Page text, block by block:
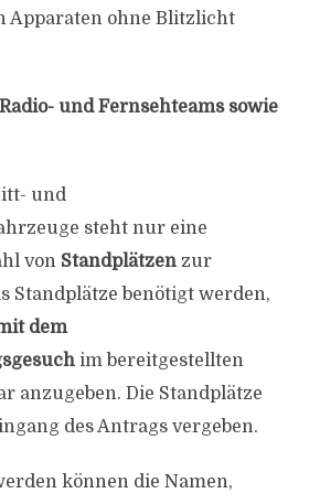
Apparaten ohne Blitzlicht
und Fernsehteams sowie
und
steht nur eine
von Standplätzen zur
Standplätze benötigt werden,
dem
im bereitgestellten
anzugeben. Die Standplätze
des Antrags vergeben.
können die Namen,